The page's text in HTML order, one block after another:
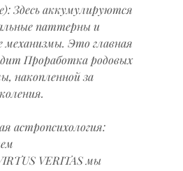
Здесь аккумулируются
паттерны и
механизмы. Это главная
Проработка родовых
накопленной за
астропсихология:
VERITAS мы